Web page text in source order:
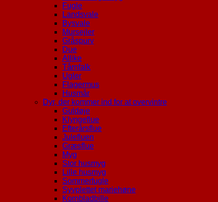
Fugle
Landsvale
Bysvale
Mursejler
Gråspurv
Due
Allike
Tårnfalk
Ugler
Flagermus
Husmår
Dyr, der kommer ind for at overvintre
Guldøje
Klyngeflue
Efterårsflue
Julefluen
Græsflue
Myg
Stor husmyg
Lille husmyg
Sommerfugle
Syvplettet mariehøne
Kornbladbille